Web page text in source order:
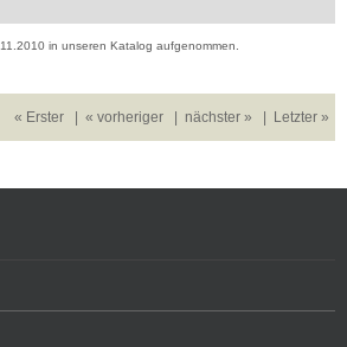
in unseren Katalog aufgenommen.
« Erster | « vorheriger | nächster » | Letzter »